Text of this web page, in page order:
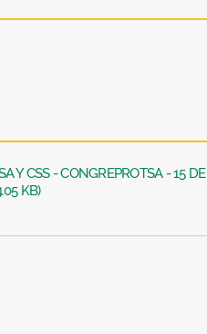
Y CSS - CONGREPROTSA - 15 DE
KB)